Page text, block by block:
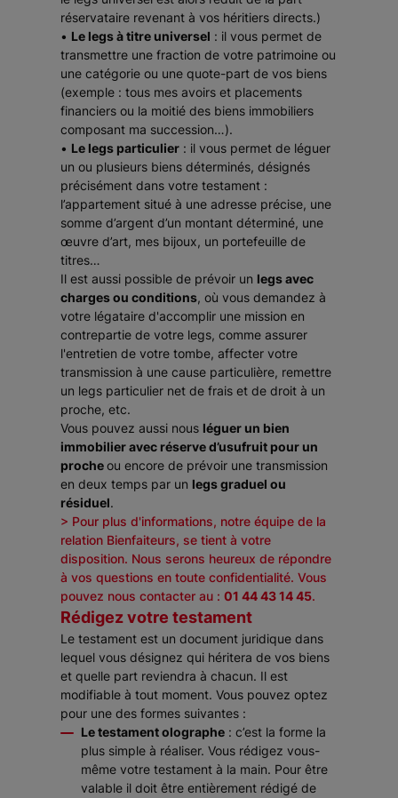
réservataire revenant à vos héritiers directs.)
• Le legs à titre universel : il vous permet de
transmettre une fraction de votre patrimoine ou
une catégorie ou une quote-part de vos biens
(exemple : tous mes avoirs et placements
financiers ou la moitié des biens immobiliers
composant ma succession…).
• Le legs particulier : il vous permet de léguer
un ou plusieurs biens déterminés, désignés
précisément dans votre testament :
l’appartement situé à une adresse précise, une
somme d’argent d’un montant déterminé, une
œuvre d’art, mes bijoux, un portefeuille de
titres…
Il est aussi possible de prévoir un legs avec
charges ou conditions, où vous demandez à
votre légataire d'accomplir une mission en
contrepartie de votre legs, comme assurer
l'entretien de votre tombe, affecter votre
transmission à une cause particulière, remettre
un legs particulier net de frais et de droit à un
proche, etc.
Vous pouvez aussi nous léguer un bien
immobilier avec réserve d’usufruit pour un
procheou encore de prévoir une transmission
en deux temps par un legs graduel ou
résiduel.
> Pour plus d'informations, notre équipe de la
relation Bienfaiteurs, se tient à votre
disposition. Nous serons heureux de répondre
à vos questions en toute confidentialité. Vous
pouvez nous contacter au : 01 44 43 14 45.
Rédigez votre testament
Le testament est un document juridique dans
lequel vous désignez qui héritera de vos biens
et quelle part reviendra à chacun. Il est
modifiable à tout moment. Vous pouvez optez
pour une des formes suivantes :
Le testament olographe : c’est la forme la
plus simple à réaliser. Vous rédigez vous-
même votre testament à la main. Pour être
valable il doit être entièrement rédigé de